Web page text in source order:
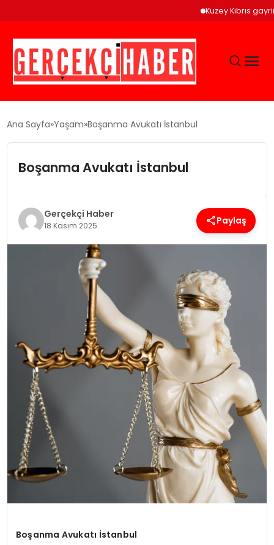
Kuzey Kıbrıs
GÜNCEL
MAGAZIN
TEKNOLOJI
YAŞAM
Ana Sayfa Yaşam Boşanma Avukatı İstanbul
Boşanma Avukatı İstanbul
Gerçekçi Haber
18 Kasım 2025 Paylaş
Boşanma Avukatı İstanbul